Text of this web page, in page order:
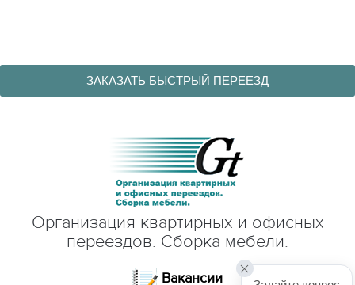
ЗАКАЗАТЬ БЫСТРЫЙ ПЕРЕЕЗД
Организация квартирных и офисных
переездов. Сборка мебели.
Вакансии